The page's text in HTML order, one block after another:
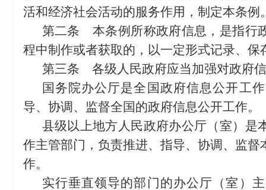
活和经济社会活动的服务作用，制定本条例
第二条本条例所称政府信息，是指行
程中制作或者获取的，以一定形式记录、保
第三条 各级人民政府应当加强对政府
国务院办公厅是全国政府信息公开工
导、协调、监督全国的政府信息公开工作。
县级以上地方人民政府办公厅（室）是
作主管部门，负责推进、指导、协调、监
作。
实行垂直领导的部门的办公厅（室）